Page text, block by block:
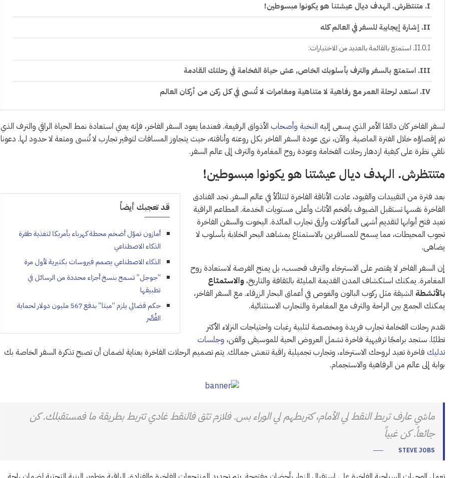
متنتظرش. الهدف ديال عيشتنا هو يكونوا مبسوطين!
إشارة إيجابية للسفر في العالم كله
استمتع بالقائمة بالعديد من الاختيارات:
استمتع بالسفر والترف بأسلوبك الخاص, عش حياة الفخامة في رحلتك القادمة
استعد لرحلة العمر مع رفاهية لا متناهية ومغامرات لا تُنسى في كل ركن من أركان العالم
لسفر الفاخر كان دائمًا الأمر الذي يسعى إليه النخبة وأصحاب الأذواق الرفيعة. فعندما يعود السفر الفاخر، فإنه يعني استعادة نمط الحياة الراقي والترف الذي
تم إقصاؤه خلال الفترة الماضية. والآن، نرى عودة السفر الفاخر بكل روعته وأناقته، حيث يتجاوز المسافات لتوفير تجارب لا تُنسى ومتعة لا حدود لها. دعونا
نلقي نظرة على كيفية ازدهار رحلات الفخامة وعودة روح المغامرة والترف إلى عالم السفر.
متنتظرش. الهدف ديال عيشتنا هو يكونوا مبسوطين!
قد تعجبك أيضاً
أمازون تموّل أضخم محطة كهرباء بأمريكا لتغذية طفرة
الذكاء الاصطناعي
الذكاء الاصطناعي يصمم فيروسات بكتيرية لأول مرة
“جوجل” تسمح بنسخ أجزاء محددة من الرسائل في
تطبيقها
حكم قضائي يلزم “ميتا” بدفع 567 مليون دولار لحماية
القُصَّر
بعد فترة من التقييدات والقيود، عادت الأناقة الفاخرة لتتلألأ في عالم السفر. تجد الفنادق
الفاخرة نفسها تستقبل الضيوف بأفخم الأثاث وأعلى مستويات الخدمة. المطاعم الراقية
تعيد فتح أبوابها لتقديم أشهى المأكولات وأرقى تجارب المائدة. اليخوت والسفن الفاخرة
تجوب المحيطات، مما يسمح للمسافرين بالاستمتاع بمشاهد البحر الخلابة بأسلوب لا
يضاهى.
إن السفر الفاخر لا يقتصر على الاسترخاء والترف فحسب، بل يمنح الفرصة لاستعادة روح
المغامرة. يمكنك استكشاف المدن القديمة المليئة بالثقافة والتاريخ، والاستمتاع
بالأنشطة الشيقة مثل ركوب البالون والغوص في أعماق البحار الزرقاء. مع السفر الفاخر،
يمكنك الجمع بين الراحة والترف مع المغامرة والتجارب الاستثنائية.
تقدم رحلات الفخامة تجارب فريدة ومخصصة لتلبية رغبات واحتياجات النزلاء الأكثر
تطلبًا. ستجد برامجًا ترفيهية فاخرة تشمل العروض الحية للموسيقى والفن، وجلسات
تدليك فاخرة تعيد لروحك الاسترخاء، وتجارب تجميلية راقية تنعش جمالك. يتم تصميم الرحلات الفاخرة بعناية لضمان أن تصبح تذكرة السفر الخاصة بك
بوابة إلى عالم من الرفاهية والاستجمام.
ماشي عارف تربط النقط لي الأمام، كتربطهم لي الوراء بس. فلازم تثق فالنقط غادي تتربط بطريقة ما فمستقبلك. كن
جائعاً. كن غبياً
STEVE JOBS